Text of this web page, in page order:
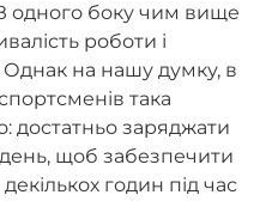
З одного боку чим вище
роботи і
Однак на нашу думку, в
така
достатньо заряджати
щоб забезпечити
годин під час